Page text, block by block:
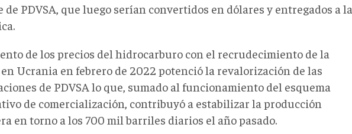
de PDVSA, que luego serían convertidos en dólares y entregados a la
de los precios del hidrocarburo con el recrudecimiento de la
Ucrania en febrero de 2022 potenció la revalorización de las
de PDVSA lo que, sumado al funcionamiento del esquema
de comercialización, contribuyó a estabilizar la producción
en torno a los 700 mil barriles diarios el año pasado.